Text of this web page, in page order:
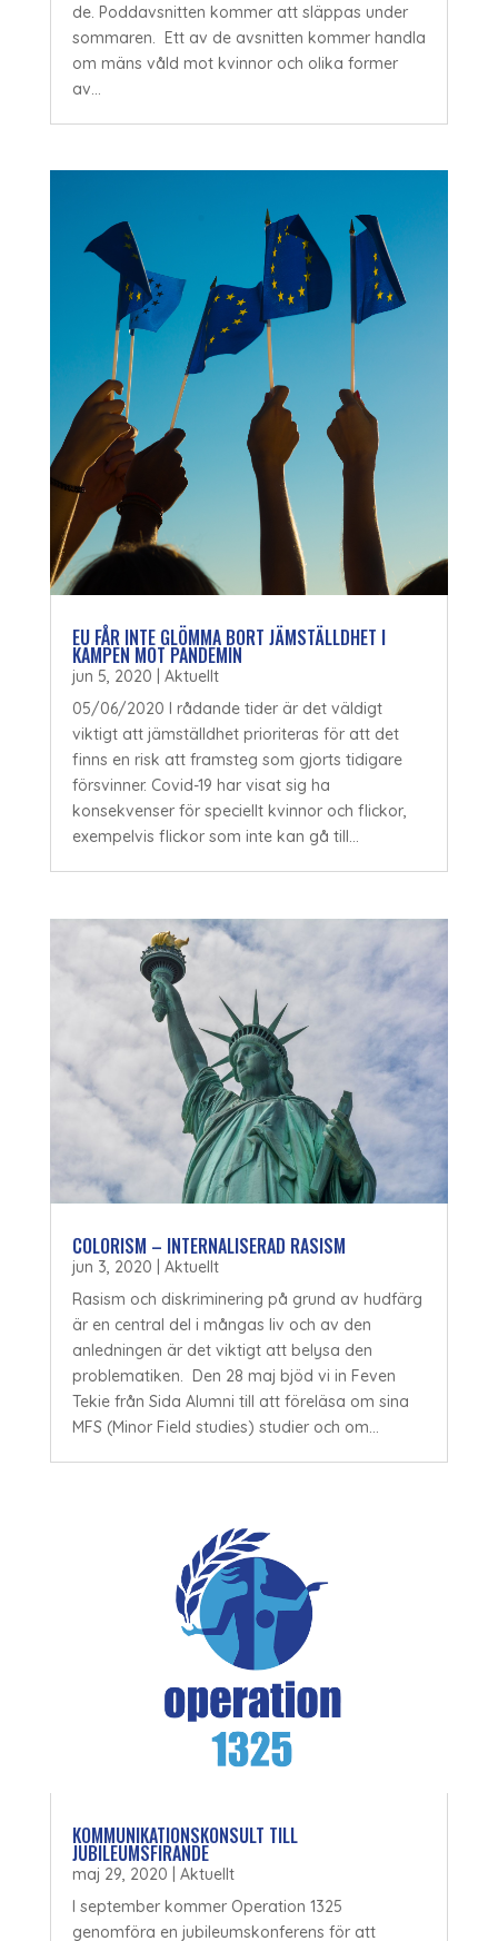
de. Poddavsnitten kommer att släppas under
sommaren. Ett av de avsnitten kommer handla
om mäns våld mot kvinnor och olika former
av...
EU FÅR INTE GLÖMMA BORT JÄMSTÄLLDHET I
KAMPEN MOT PANDEMIN
jun 5, 2020
Aktuellt
05/06/2020 I rådande tider är det väldigt
viktigt att jämställdhet prioriteras för att det
finns en risk att framsteg som gjorts tidigare
försvinner. Covid-19 har visat sig ha
konsekvenser för speciellt kvinnor och flickor,
exempelvis flickor som inte kan gå till...
COLORISM – INTERNALISERAD RASISM
jun 3, 2020
Aktuellt
Rasism och diskriminering på grund av hudfärg
är en central del i mångas liv och av den
anledningen är det viktigt att belysa den
problematiken. Den 28 maj bjöd vi in Feven
Tekie från Sida Alumni till att föreläsa om sina
MFS (Minor Field studies) studier och om...
KOMMUNIKATIONSKONSULT TILL
JUBILEUMSFIRANDE
maj 29, 2020
Aktuellt
I september kommer Operation 1325
genomföra en jubileumskonferens för att